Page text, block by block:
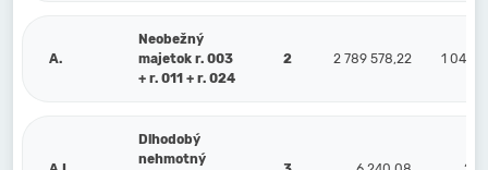
A.
Neobežný
majetok r. 003
+ r. 011 + r. 024
2 2 789 578,22 1 047
Dlhodobý
nehmotný